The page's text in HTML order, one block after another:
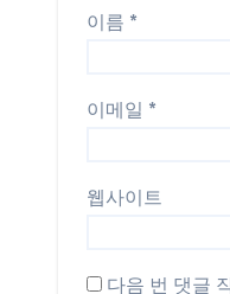
이름 *
이메일 *
웹사이트
다음 번 댓글